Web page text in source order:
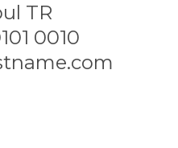
TR
0010